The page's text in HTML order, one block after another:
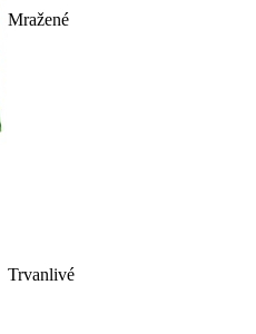
Mražené
Trvanlivé